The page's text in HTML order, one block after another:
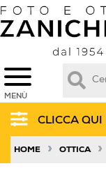
MENÙ
CLICCA QUI
HOME » OTTICA »